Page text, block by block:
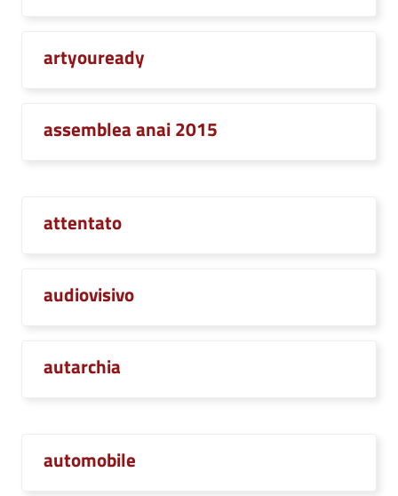
artyouready
assemblea anai 2015
attentato
audiovisivo
autarchia
automobile